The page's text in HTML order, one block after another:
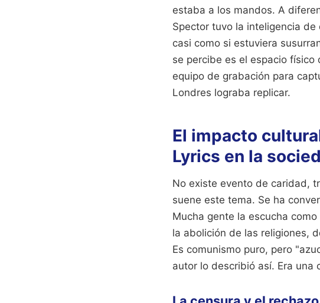
estaba a los mandos. A
Spector tuvo la inteligencia
casi como si estuviera
se percibe es el espacio
equipo de grabación para
Londres lograba replicar.
El impacto
Lyrics en la
No existe evento de caridad,
suene este tema. Se ha
Mucha gente la escucha
la abolición de las religiones,
Es comunismo puro, pero
autor lo describió así. Era una